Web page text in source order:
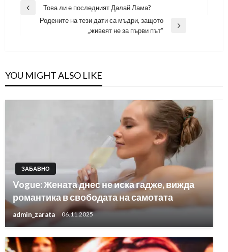
Навигация
Previous
Това ли е последният Далай Лама?
Родените на тези дати са мъдри, защото
„живеят не за първи път“
YOU MIGHT ALSO LIKE
ЗАБАВНО
Vogue: Жената днес не иска гадже, вижда
романтика в свободата на самотата
admin_zarata 06.11.2025